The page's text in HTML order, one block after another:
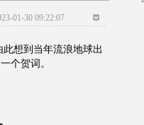
01-30 09:22:07
想到当年流浪地球出
个贺词。